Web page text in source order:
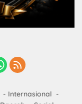
Internasional